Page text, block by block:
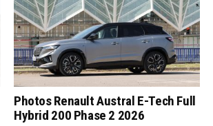
Photos Renault Austral E-Tech Full
Hybrid 200 Phase 2 2026